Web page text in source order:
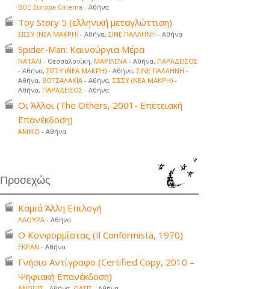
ΒΟΞ Europa Cinema - Αθήνα
Toy Story 5 (ελληνική μεταγλώττιση)
ΣΙΣΣΥ (ΝΕΑ ΜΑΚΡΗ) - Αθήνα, ΣΙΝΕ ΠΑΛΛΗΝΗ - Αθήνα
Spider-Man: Καινούργια Μέρα
ΝΑΤΑΛΙ - Θεσσαλονίκη, ΜΑΡΙΛΕΝΑ - Αθήνα, ΠΑΡΑΔΕΙΣΟΣ
- Αθήνα, ΣΙΣΣΥ (ΝΕΑ ΜΑΚΡΗ) - Αθήνα, ΣΙΝΕ ΠΑΛΛΗΝΗ -
Αθήνα, ΒΟΤΣΑΛΑΚΙΑ - Αθήνα, ΣΙΣΣΥ (ΝΕΑ ΜΑΚΡΗ) -
Αθήνα, ΠΑΡΑΔΕΙΣΟΣ - Αθήνα
Οι Άλλοι (The Others, 2001- Επετειακή
Επανέκδοση)
ΑΜΙΚΟ - Αθήνα
Προσεχώς
Καμιά Άλλη Επιλογή
ΛΑΟΥΡΑ - Αθήνα
Ο Κονφορμίστας (Il Conformista, 1970)
ΕΚΡΑΝ - Αθήνα
Γνήσιο Αντίγραφο (Certified Copy, 2010 –
Ψηφιακή Επανέκδοση)